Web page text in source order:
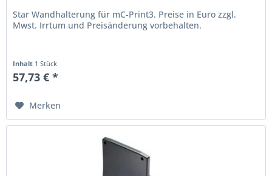
Star Wandhalterung für mC-Print3. Preise in Euro zzgl.
Mwst. Irrtum und Preisänderung vorbehalten.
Inhalt 1 Stück
57,73 € *
Merken